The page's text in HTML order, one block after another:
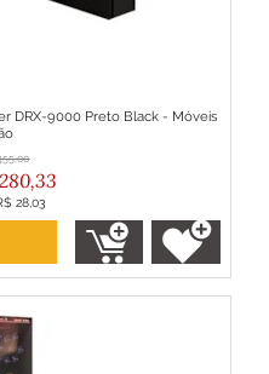
DRX-9000 Preto Black - Móveis
280,33
28,03
no boleto